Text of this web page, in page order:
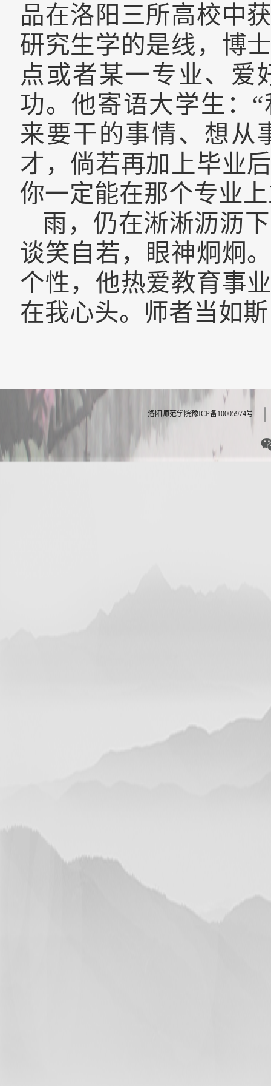
品在洛阳三所高校中
研究生学的是线，博
点或者某一专业、爱
功。他寄语大学生：
来要干的事情、想从
才，倘若再加上毕业
你一定能在那个专业
雨，仍在淅淅沥沥
谈笑自若，眼神炯炯
个性，他热爱教育事
在我心头。师者当如
洛阳师范学院豫ICP备10005974号